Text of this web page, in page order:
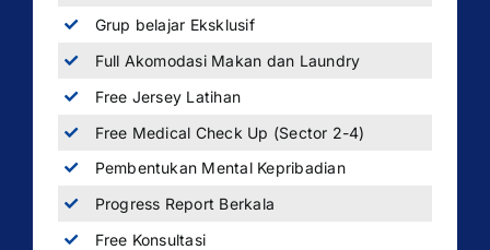
Grup belajar Eksklusif
Full Akomodasi Makan dan Laundry
Free Jersey Latihan
Free Medical Check Up (Sector 2-4)
Pembentukan Mental Kepribadian
Progress Report Berkala
Free Konsultasi